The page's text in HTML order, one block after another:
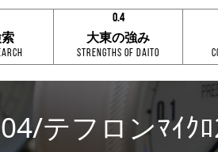
0.4
0.1
0.2
0.3
0.4
0.5
0.8
0.9
大東の強み
Strengths of Daito
テフロンﾏｲｸ